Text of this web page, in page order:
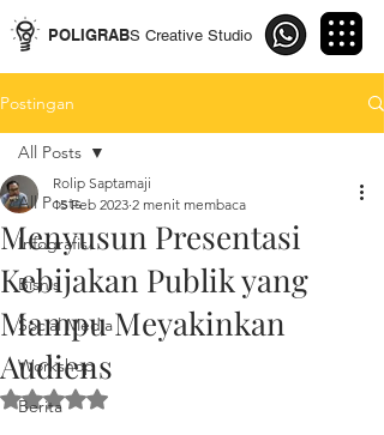
POLIGRABS Creative Studio
Postingan
All Posts
Infografis
Bisnis
Social Media
Workshop
Berita
All Posts
Menyusun Presentasi
Kebijakan Publik yang
Mampu Meyakinkan
Audiens
Rolip Saptamaji
15 Feb 2023 2 menit membaca
Dinilai NaN dari 5 bintang.